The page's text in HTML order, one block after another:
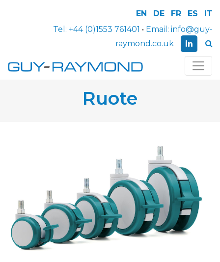
EN DE FR ES
IT
Tel: +44 (0)1553 761401 • Email: info@guy-
raymond.co.uk
Ruote